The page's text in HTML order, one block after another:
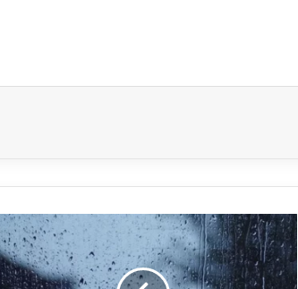
طقس
الأربعاء
11
ديسمبر